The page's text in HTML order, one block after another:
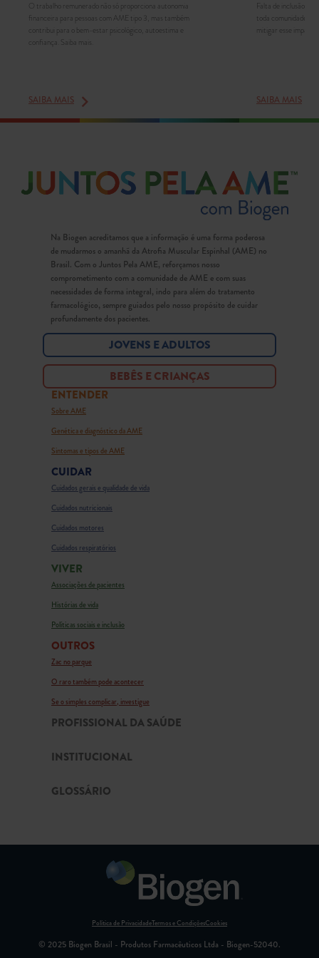
O trabalho remunerado não só proporciona autonomia
financeira para pessoas com AME tipo 3, mas também
contribui para o bem-estar psicológico, autoestima e
confiança. Saiba mais.
SAIBA MAIS
Falta de inclusão
toda comunidade a
mitigar esse
SAIBA MAIS
Na Biogen acreditamos que a informação é uma forma poderosa
de mudarmos o amanhã da Atrofia Muscular Espinhal (AME) no
Brasil. Com o Juntos Pela AME, reforçamos nosso
comprometimento com a comunidade de AME e com suas
necessidades de forma integral, indo para além do tratamento
farmacológico, sempre guiados pelo nosso propósito de cuidar
profundamente dos pacientes.
JOVENS E ADULTOS
BEBÊS E CRIANÇAS
ENTENDER
Sobre AME
Genética e diagnóstico da AME
Sintomas e tipos de AME
CUIDAR
Cuidados gerais e qualidade de vida
Cuidados nutricionais
Cuidados motores
Cuidados respiratórios
VIVER
Associações de pacientes
Histórias de vida
Políticas sociais e inclusão
OUTROS
Zac no parque
O raro também pode acontecer
Se o simples complicar, investigue
PROFISSIONAL DA SAÚDE
INSTITUCIONAL
GLOSSÁRIO
Política de PrivacidadeTermos e CondiçõesCookies
© 2025 Biogen Brasil - Produtos Farmacêuticos Ltda - Biogen-52040.